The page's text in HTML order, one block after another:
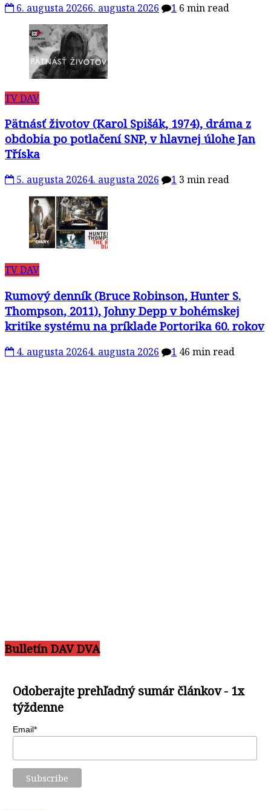
6. augusta 20266. augusta 2026 1 6 min read
TV DAV
Pätnásť životov (Karol Spišák, 1974), dráma z
obdobia po potlačení SNP, v hlavnej úlohe Jan
Tříska
5. augusta 20264. augusta 2026 1 3 min read
TV DAV
Rumový denník (Bruce Robinson, Hunter S.
Thompson, 2011), Johny Depp v bohémskej
kritike systému na príklade Portorika 60. rokov
4. augusta 20264. augusta 2026 1 46 min read
Bulletín DAV DVA
Odoberajte prehľadný sumár článkov - 1x
týždenne
Email*